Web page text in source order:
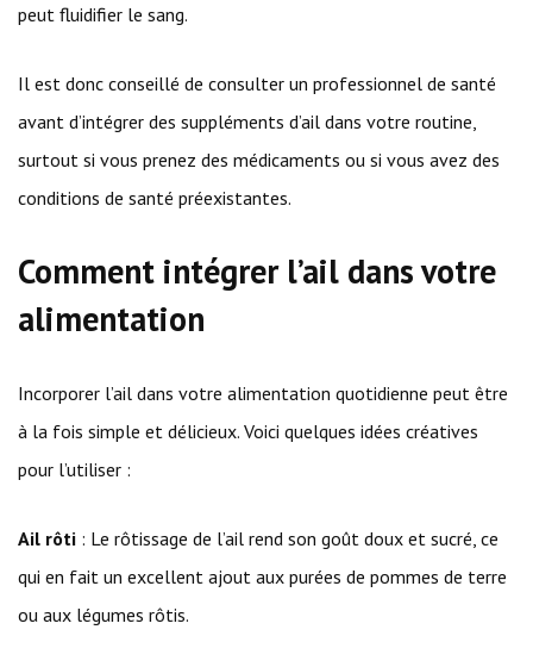
peut fluidifier le sang.
Il est donc conseillé de consulter un professionnel de santé
avant d’intégrer des suppléments d’ail dans votre routine,
surtout si vous prenez des médicaments ou si vous avez des
conditions de santé préexistantes.
Comment intégrer l’ail dans votre
alimentation
Incorporer l’ail dans votre alimentation quotidienne peut être
à la fois simple et délicieux. Voici quelques idées créatives
pour l’utiliser :
Ail rôti : Le rôtissage de l’ail rend son goût doux et sucré, ce
qui en fait un excellent ajout aux purées de pommes de terre
ou aux légumes rôtis.